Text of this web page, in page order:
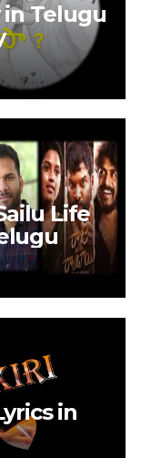
Telugu
Life
in